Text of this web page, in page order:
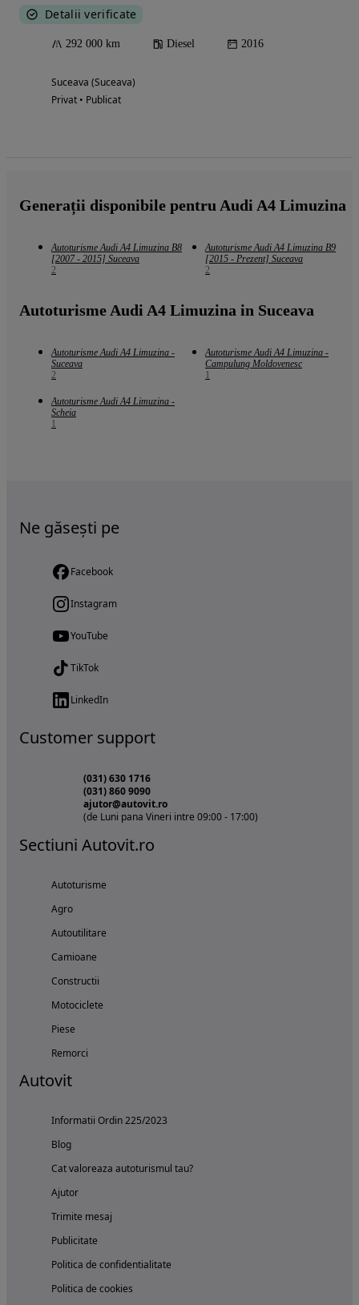
Detalii verificate
292 000 km Diesel 2016
Suceava (Suceava)
Privat • Publicat
Generații disponibile pentru Audi A4 Limuzina
Autoturisme Audi A4 Limuzina B8
[2007 - 2015] Suceava
2
Autoturisme Audi A4 Limuzina B9
[2015 - Prezent] Suceava
2
Autoturisme Audi A4 Limuzina in Suceava
Autoturisme Audi A4 Limuzina -
Suceava
2
Autoturisme Audi A4 Limuzina -
Campulung Moldovenesc
1
Autoturisme Audi A4 Limuzina -
Scheia
1
Ne găsești pe
Facebook
Instagram
YouTube
TikTok
LinkedIn
Customer support
(031) 630 1716
(031) 860 9090
ajutor@autovit.ro
(de Luni pana Vineri intre 09:00 - 17:00)
Sectiuni Autovit.ro
Autoturisme
Agro
Autoutilitare
Camioane
Constructii
Motociclete
Piese
Remorci
Autovit
Informatii Ordin 225/2023
Blog
Cat valoreaza autoturismul tau?
Ajutor
Trimite mesaj
Publicitate
Politica de confidentialitate
Politica de cookies